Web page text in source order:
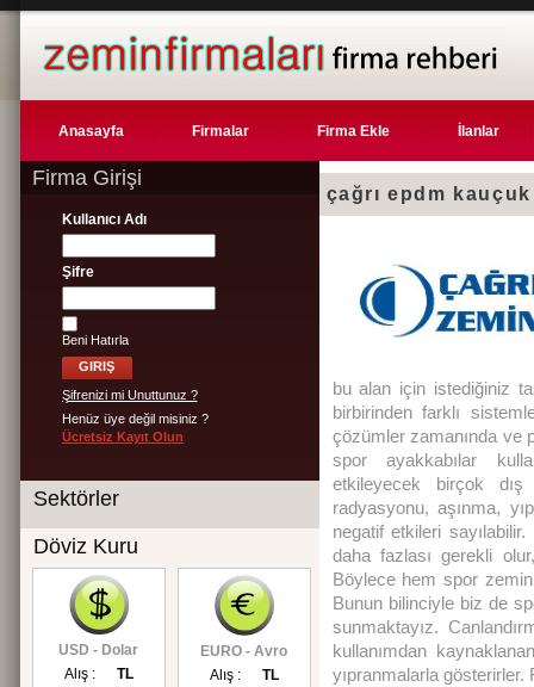
Anasayfa Firmalar Firma Ekle İlanlar
Firma Girişi
Kullanıcı Adı
Şifre
Beni Hatırla
Şifrenizi mi Unuttunuz ?
Henüz üye değil misiniz ?
Ücretsiz Kayıt Olun
Sektörler
Döviz Kuru
USD - Dolar
Alış :
TL
EURO - Avro
Alış :
TL
çağrı epdm
bu alan için istediğiniz
birbirinden farklı
çözümler zamanında ve
spor ayakkabılar
etkileyecek birçok
radyasyonu, aşınma,
negatif etkileri
daha fazlası gerekli
Böylece hem spor
Bunun bilinciyle biz de
sunmaktayız.
kullanımdan
yıpranmalarla